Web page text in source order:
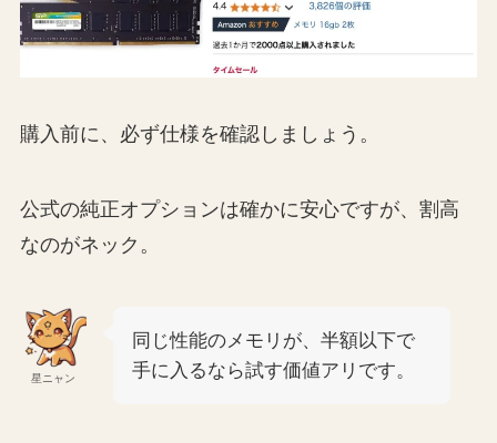
購入前に、必ず仕様を確認しましょう。
公式の純正オプションは確かに安心ですが、割高
なのがネック。
星ニャン
同じ性能のメモリが、半額以下で
手に入るなら試す価値アリです。